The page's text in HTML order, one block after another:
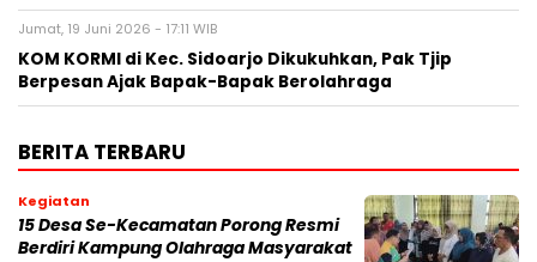
Jumat, 19 Juni 2026 - 17:11 WIB
KOM KORMI di Kec. Sidoarjo Dikukuhkan, Pak Tjip
Berpesan Ajak Bapak-Bapak Berolahraga
BERITA TERBARU
Kegiatan
15 Desa Se-Kecamatan Porong Resmi
Berdiri Kampung Olahraga Masyarakat